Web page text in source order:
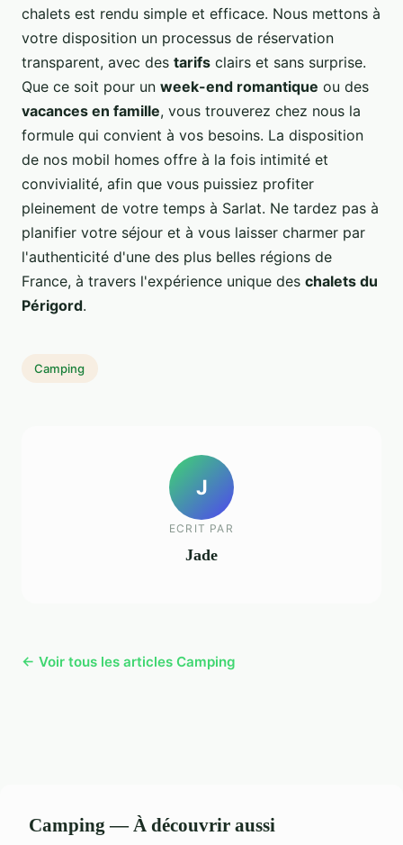
chalets est rendu simple et efficace. Nous mettons à
votre disposition un processus de réservation
transparent, avec des tarifs clairs et sans surprise.
Que ce soit pour un week-end romantique ou des
vacances en famille, vous trouverez chez nous la
formule qui convient à vos besoins. La disposition
de nos mobil homes offre à la fois intimité et
convivialité, afin que vous puissiez profiter
pleinement de votre temps à Sarlat. Ne tardez pas à
planifier votre séjour et à vous laisser charmer par
l'authenticité d'une des plus belles régions de
France, à travers l'expérience unique des chalets du
Périgord.
Camping
J
ECRIT PAR
Jade
← Voir tous les articles Camping
Camping — À découvrir aussi